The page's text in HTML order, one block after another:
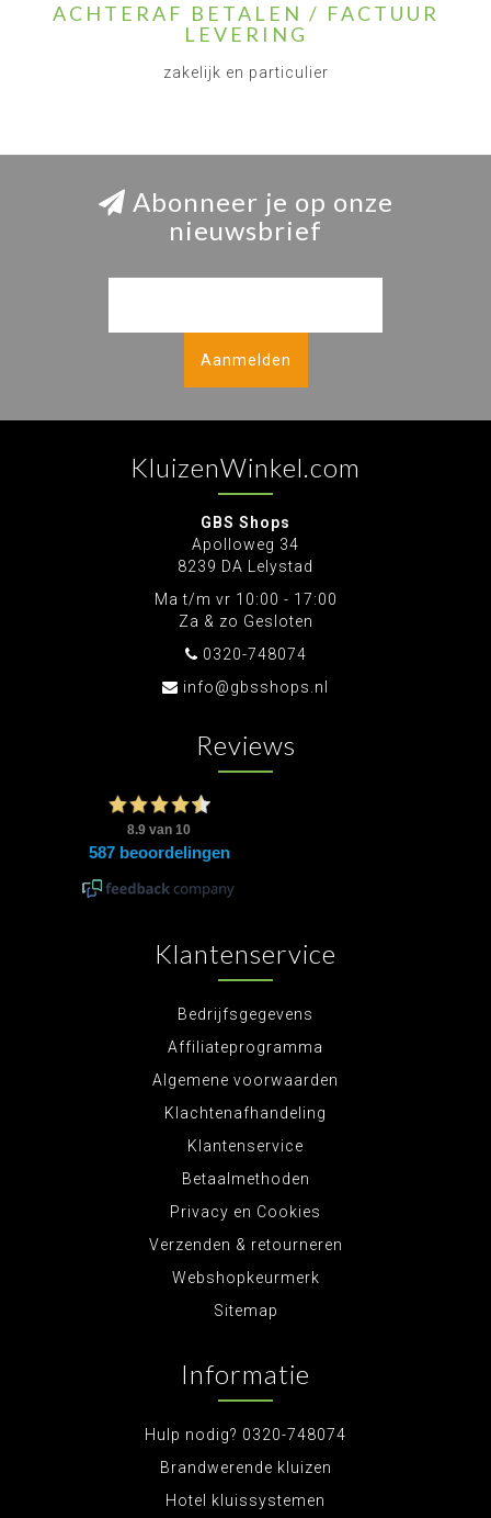
ACHTERAF BETALEN / FACTUUR
LEVERING
zakelijk en particulier
Abonneer je op onze
nieuwsbrief
Aanmelden
KluizenWinkel.com
GBS Shops
Apolloweg 34
8239 DA Lelystad
Ma t/m vr 10:00 - 17:00
Za & zo Gesloten
0320-748074
info@gbsshops.nl
Reviews
Klantenservice
Bedrijfsgegevens
Affiliateprogramma
Algemene voorwaarden
Klachtenafhandeling
Klantenservice
Betaalmethoden
Privacy en Cookies
Verzenden & retourneren
Webshopkeurmerk
Sitemap
Informatie
Hulp nodig? 0320-748074
Brandwerende kluizen
Hotel kluissystemen